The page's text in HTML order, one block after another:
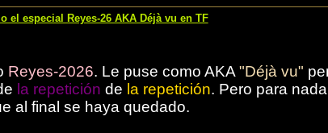
el especial Reyes-26 AKA Déjà vu en TF
Reyes-2026. Le puse como AKA"Déjà vu"
la repetición de la repetición. Pero para
al final se haya quedado.